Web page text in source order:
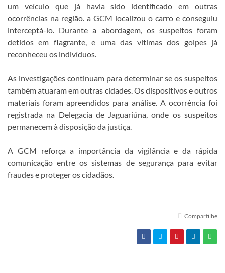
um veículo que já havia sido identificado em outras
ocorrências na região. a GCM localizou o carro e conseguiu
interceptá-lo. Durante a abordagem, os suspeitos foram
detidos em flagrante, e uma das vítimas dos golpes já
reconheceu os indivíduos.
As investigações continuam para determinar se os suspeitos
também atuaram em outras cidades. Os dispositivos e outros
materiais foram apreendidos para análise. A ocorrência foi
registrada na Delegacia de Jaguariúna, onde os suspeitos
permanecem à disposição da justiça.
A GCM reforça a importância da vigilância e da rápida
comunicação entre os sistemas de segurança para evitar
fraudes e proteger os cidadãos.
Compartilhe